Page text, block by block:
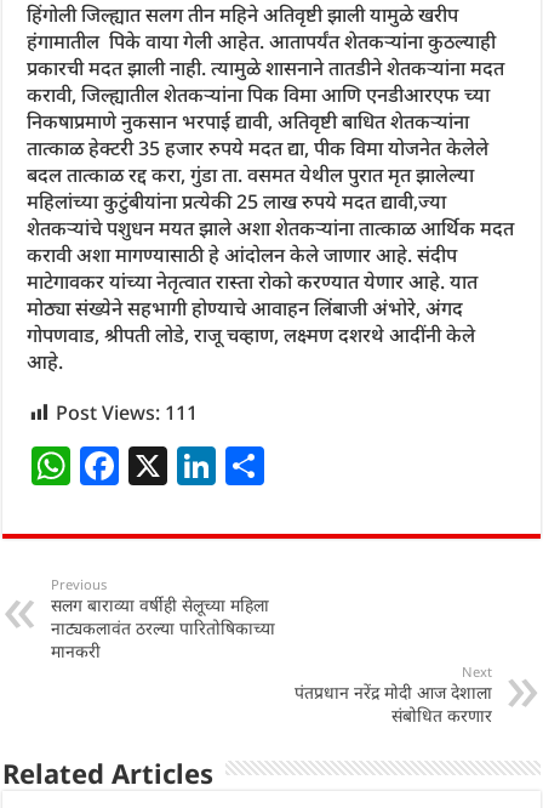
हिंगोली जिल्ह्यात सलग तीन महिने अतिवृष्टी झाली यामुळे खरीप
हंगामातील पिके वाया गेली आहेत. आतापर्यंत शेतकऱ्यांना कुठल्याही
प्रकारची मदत झाली नाही. त्यामुळे शासनाने तातडीने शेतकऱ्यांना मदत
करावी, जिल्ह्यातील शेतकऱ्यांना पिक विमा आणि एनडीआरएफ च्या
निकषाप्रमाणे नुकसान भरपाई द्यावी, अतिवृष्टी बाधित शेतकऱ्यांना
तात्काळ हेक्टरी 35 हजार रुपये मदत द्या, पीक विमा योजनेत केलेले
बदल तात्काळ रद्द करा, गुंडा ता. वसमत येथील पुरात मृत झालेल्या
महिलांच्या कुटुंबीयांना प्रत्येकी 25 लाख रुपये मदत द्यावी,ज्या
शेतकऱ्यांचे पशुधन मयत झाले अशा शेतकऱ्यांना तात्काळ आर्थिक मदत
करावी अशा मागण्यासाठी हे आंदोलन केले जाणार आहे. संदीप
माटेगावकर यांच्या नेतृत्वात रास्ता रोको करण्यात येणार आहे. यात
मोठ्या संख्येने सहभागी होण्याचे आवाहन लिंबाजी अंभोरे, अंगद
गोपणवाड, श्रीपती लोडे, राजू चव्हाण, लक्ष्मण दशरथे आदींनी केले
आहे.
Post Views: 111
W
at
s
A
p
F
c
b
X Li
k
dI
ar
Previous
सलग बाराव्या वर्षीही सेलूच्या महिला
नाट्यकलावंत ठरल्या पारितोषिकाच्या
मानकरी
Next
पंतप्रधान नरेंद्र मोदी आज देशाला
संबोधित करणार
Related Articles